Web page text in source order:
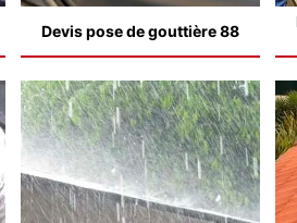
Devis pose de gouttière 88